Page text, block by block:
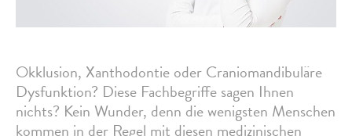
Okklusion, Xanthodontie oder Craniomandibuläre
Dysfunktion? Diese Fachbegriffe sagen Ihnen
nichts? Kein Wunder, denn die wenigsten Menschen
kommen in der Regel mit diesen medizinischen